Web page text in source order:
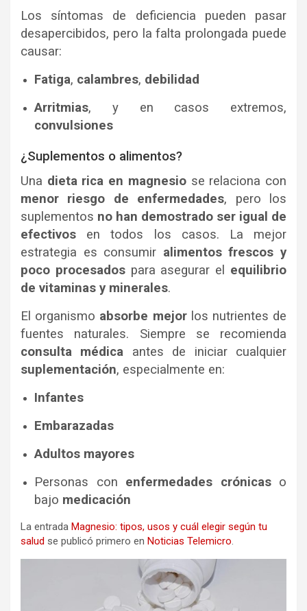
Los síntomas de deficiencia pueden pasar
desapercibidos, pero la falta prolongada puede
causar:
Fatiga, calambres, debilidad
Arritmias, y en casos extremos,
convulsiones
¿Suplementos o alimentos?
Una dieta rica en magnesiose relaciona con
menor riesgo de enfermedades, pero los
suplementos no han demostrado ser igual de
efectivos en todos los casos. La mejor
estrategia es consumir alimentos frescos y
poco procesadospara asegurar el equilibrio
de vitaminas y minerales.
El organismo absorbe mejorlos nutrientes de
fuentes naturales. Siempre se recomienda
consulta médica antes de iniciar cualquier
suplementación, especialmente en:
Infantes
Embarazadas
Adultos mayores
Personas con enfermedades crónicaso
bajo medicación
La entrada Magnesio: tipos, usos y cuál elegir según tu
salud se publicó primero en Noticias Telemicro.